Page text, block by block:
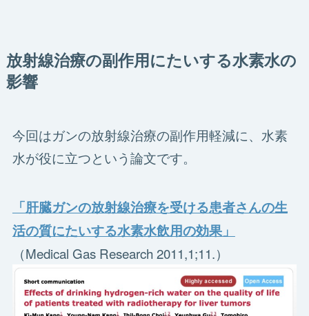
放射線治療の副作用にたいする水素水の
影響
今回はガンの放射線治療の副作用軽減に、水素
水が役に立つという論文です。
「肝臓ガンの放射線治療を受ける患者さんの生
活の質にたいする水素水飲用の効果」
（Medical Gas Research 2011,1;11.）